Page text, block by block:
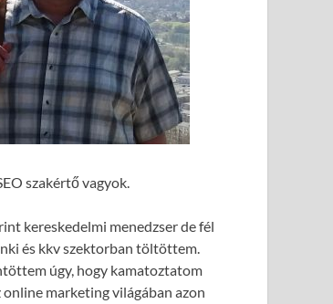
szakértő vagyok.
kereskedelmi menedzser de fél
és kkv szektorban töltöttem.
úgy, hogy kamatoztatom
marketing világában azon